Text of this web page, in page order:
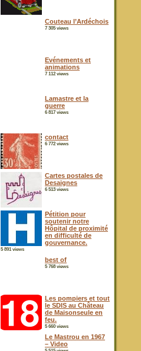
Couteau l’Ardéchois
7 305 views
Evénements et
animations
7 112 views
Lamastre et la
guerre
6 817 views
contact
6 772 views
Cartes postales de
Desaignes
6 513 views
Pétition pour
soutenir notre
Hôpital de proximité
en difficulté de
gouvernance.
5 891 views
best of
5 768 views
Les pompiers et tout
le SDIS au Château
de Maisonseule en
feu.
5 660 views
Le Mastrou en 1967
– Video